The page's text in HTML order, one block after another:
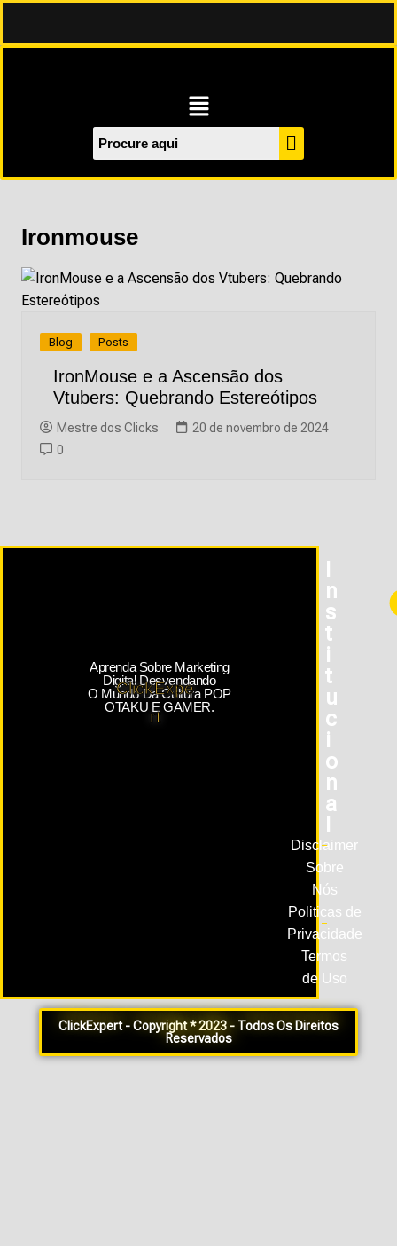
Ironmouse
Blog Posts
IronMouse e a Ascensão dos
Vtubers: Quebrando Estereótipos
Mestre dos Clicks
20 de novembro de 2024
0
Aprenda Sobre Marketing
Digital Desvendando
O Mundo Da Cultura POP
OTAKU E GAMER.
ClickExpe
rt
N
S
T
T
U
C
O
N
A
Disclaimer
Sobre
Nós
Politicas de
Privacidade
Termos
de Uso
ClickExpert - Copyright * 2023 - Todos Os Direitos
Reservados